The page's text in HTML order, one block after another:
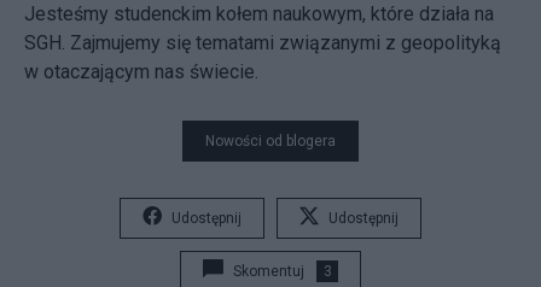
Jesteśmy studenckim kołem naukowym, które działa na
SGH. Zajmujemy się tematami związanymi z geopolityką
w otaczającym nas świecie.
Nowości od blogera
Udostępnij Udostępnij
Skomentuj 3